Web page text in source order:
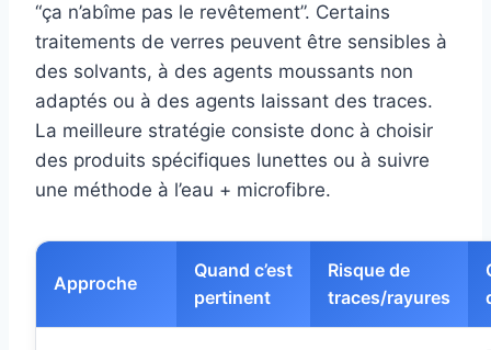
“ça n’abîme pas le revêtement”. Certains
traitements de verres peuvent être sensibles à
des solvants, à des agents moussants non
adaptés ou à des agents laissant des traces.
La meilleure stratégie consiste donc à choisir
des produits spécifiques lunettes ou à suivre
une méthode à l’eau + microfibre.
Approche
Quand c’est
pertinent
Risque de
traces/rayures